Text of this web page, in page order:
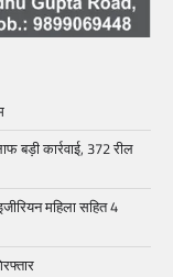
बड़ी कार्रवाई, 372 रील
महिला सहित 4